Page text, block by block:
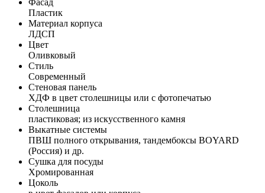
Пластик
Материал корпуса
ЛДСП
Цвет
Оливковый
Стиль
Современный
Стеновая панель
ХДФ в цвет столешницы или с фотопечатью
Столешница
пластиковая; из искусственного камня
Выкатные системы
ПВШ полного открывания, тандембоксы BOYARD
(Россия) и др.
Сушка для посуды
Хромированная
Цоколь